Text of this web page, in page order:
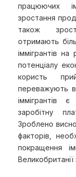
працюючих
зростання
також
отримають
іммігрантів
потенціалу
користь
переважують
іммігрантів
заробітну
Зроблено
факторів,
покращення